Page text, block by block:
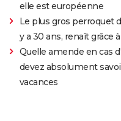
elle est européenne
Le plus gros perroquet
y a 30 ans, renaît grâce
Quelle amende en cas
devez absolument
vacances